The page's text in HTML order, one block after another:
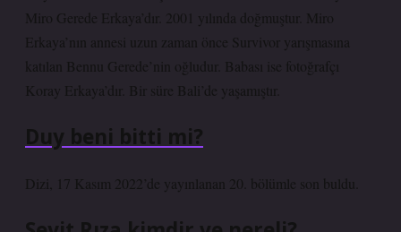
Miro Gerede Erkaya’dır. 2001 yılında doğmuştur. Miro
Erkaya’nın annesi uzun zaman önce Survivor yarışmasına
katılan Bennu Gerede’nin oğludur. Babası ise fotoğrafçı
Koray Erkaya’dır. Bir süre Bali’de yaşamıştır.
Duy beni bitti mi?
Dizi, 17 Kasım 2022’de yayınlanan 20. bölümle son buldu.